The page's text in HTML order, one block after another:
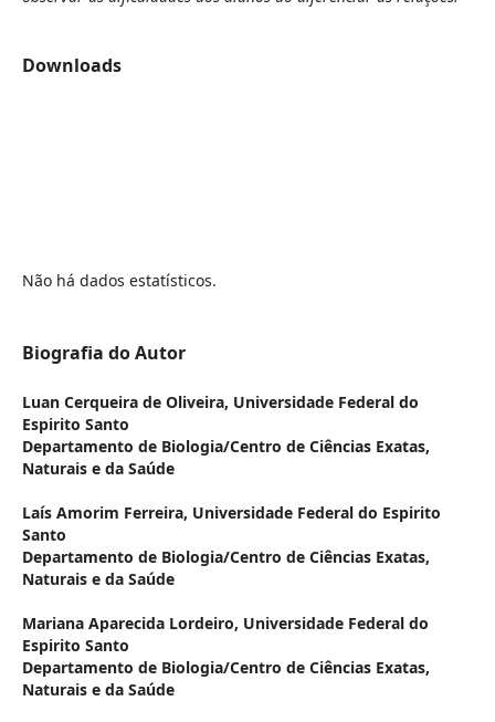
Downloads
Não há dados estatísticos.
Biografia do Autor
Luan Cerqueira de Oliveira, Universidade Federal do
Espirito Santo
Departamento de Biologia/Centro de Ciências Exatas,
Naturais e da Saúde
Laís Amorim Ferreira, Universidade Federal do Espirito
Santo
Departamento de Biologia/Centro de Ciências Exatas,
Naturais e da Saúde
Mariana Aparecida Lordeiro, Universidade Federal do
Espirito Santo
Departamento de Biologia/Centro de Ciências Exatas,
Naturais e da Saúde